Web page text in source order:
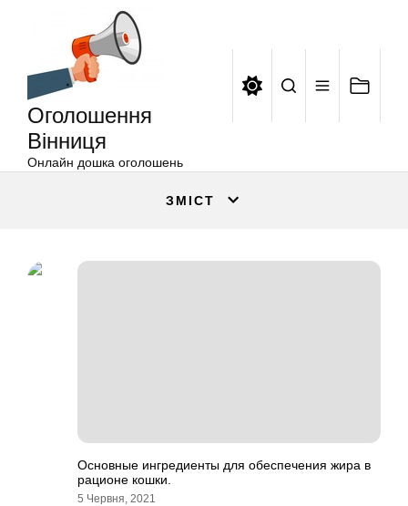
Оголошення
Вінниця
Онлайн дошка оголошень
ЗМІСТ
Основные ингредиенты для обеспечения жира в
рационе кошки.
5 Червня, 2021